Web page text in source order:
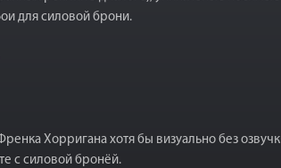
для силовой брони.
Хорригана хотя бы визуально без
с силовой бронёй.